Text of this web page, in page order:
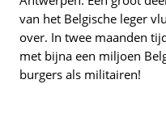
van het Belgische leger
over. In twee maanden
met bijna een miljoen
burgers als militairen!